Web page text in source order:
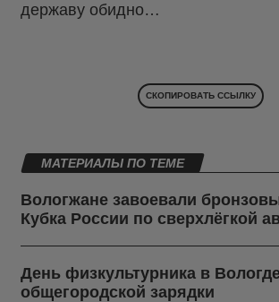
державу обидно…
СКОПИРОВАТЬ ССЫЛКУ
МАТЕРИАЛЫ ПО ТЕМЕ
Вологжане завоевали
Кубка России по сверхлёгкой
День физкультурника в
общегородской зарядки